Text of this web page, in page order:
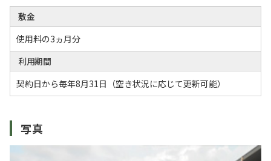
敷金
使用料の3ヵ月分
利用期間
契約日から毎年8月31日（空き状況に応じて更新可能）
写真